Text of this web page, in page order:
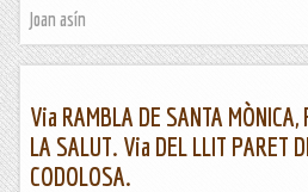
Joan asín
Via RAMBLA DE SANTA MÒNICA,
LA SALUT. Via DEL LLIT PARET
CODOLOSA.